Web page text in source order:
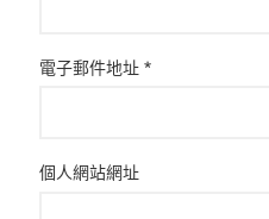
電子郵件地址 *
個人網站網址